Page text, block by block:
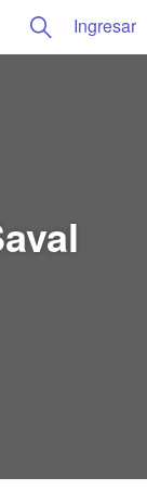
Ingresar